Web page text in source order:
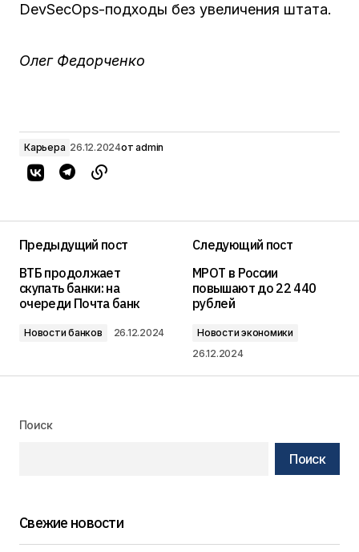
DevSecOps-подходы без увеличения штата.
Олег Федорченко
Карьера 26.12.2024от admin
Предыдущий пост
ВТБ продолжает
скупать банки: на
очереди Почта банк
Новости банков 26.12.2024
Следующий пост
МРОТ в России
повышают до 22 440
рублей
Новости экономики
26.12.2024
Поиск
Поиск
Свежие новости